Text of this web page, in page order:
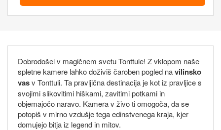
Dobrodošel v magičnem svetu Tonttule! Z vklopom naše
spletne kamere lahko doživiš čaroben pogled navilinsko
vasv Tonttuli. Ta pravljična destinacija je kot iz pravljice s
svojimi slikovitimi hiškami, zavitimi potkami in
objemajočo naravo. Kamera v živo ti omogoča, da se
potopiš v mirno vzdušje tega edinstvenega kraja, kjer
domujejo bitja iz legend in mitov.